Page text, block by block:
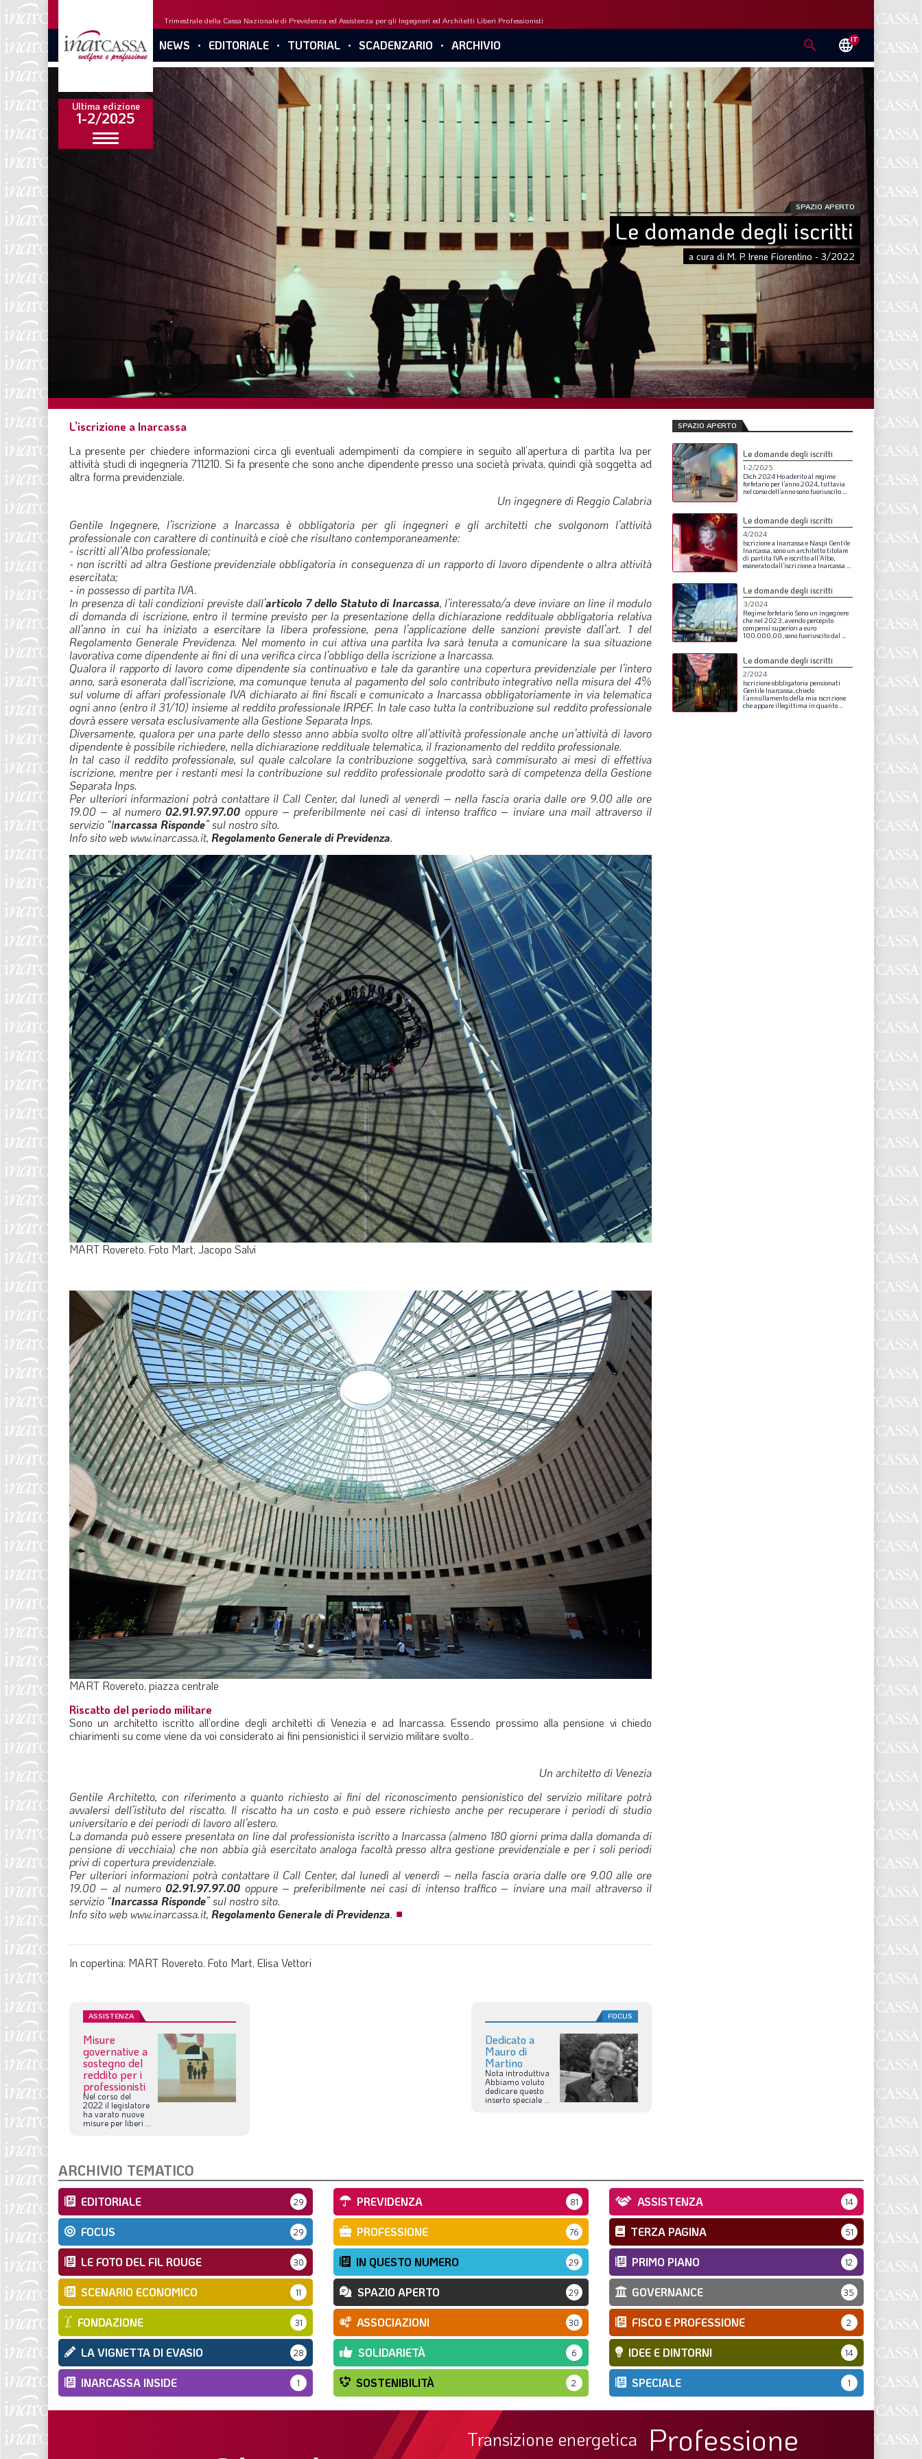
Ultima edizione
1-2/2025
Trimestrale della Cassa Nazionale di Previdenza ed Assistenza per gli Ingegneri ed Architetti Liberi Professionisti
NEWS EDITORIALE TUTORIAL SCADENZARIO ARCHIVIO search languageIT
SPAZIO APERTO
Le domande degli iscritti
a cura di M. P. Irene Fiorentino - 3/2022
L’iscrizione a Inarcassa
La presente per chiedere informazioni circa gli eventuali adempimenti da compiere in seguito all’apertura di partita Iva per
attività studi di ingegneria 711210. Si fa presente che sono anche dipendente presso una società privata, quindi già soggetta ad
altra forma previdenziale.
Un ingegnere di Reggio Calabria
Gentile Ingegnere, l’iscrizione a Inarcassa è obbligatoria per gli ingegneri e gli architetti che svolgonom l’attività
professionale con carattere di continuità e cioè che risultano contemporaneamente:
- iscritti all’Albo professionale;
- non iscritti ad altra Gestione previdenziale obbligatoria in conseguenza di un rapporto di lavoro dipendente o altra attività
esercitata;
- in possesso di partita IVA.
In presenza di tali condizioni previste dall’articolo 7 dello Statuto di Inarcassa, l’interessato/a deve inviare on line il modulo
di domanda di iscrizione, entro il termine previsto per la presentazione della dichiarazione reddituale obbligatoria relativa
all’anno in cui ha iniziato a esercitare la libera professione, pena l’applicazione delle sanzioni previste dall’art. 1 del
Regolamento Generale Previdenza. Nel momento in cui attiva una partita Iva sarà tenuta a comunicare la sua situazione
lavorativa come dipendente ai fini di una verifica circa l’obbligo della iscrizione a Inarcassa.
Qualora il rapporto di lavoro come dipendente sia continuativo e tale da garantire una copertura previdenziale per l’intero
anno, sarà esonerata dall’iscrizione, ma comunque tenuta al pagamento del solo contributo integrativo nella misura del 4%
sul volume di affari professionale IVA dichiarato ai fini fiscali e comunicato a Inarcassa obbligatoriamente in via telematica
ogni anno (entro il 31/10) insieme al reddito professionale IRPEF. In tale caso tutta la contribuzione sul reddito professionale
dovrà essere versata esclusivamente alla Gestione Separata Inps.
Diversamente, qualora per una parte dello stesso anno abbia svolto oltre all’attività professionale anche un’attività di lavoro
dipendente è possibile richiedere, nella dichiarazione reddituale telematica, il frazionamento del reddito professionale.
In tal caso il reddito professionale, sul quale calcolare la contribuzione soggettiva, sarà commisurato ai mesi di effettiva
iscrizione, mentre per i restanti mesi la contribuzione sul reddito professionale prodotto sarà di competenza della Gestione
Separata Inps.
Per ulteriori informazioni potrà contattare il Call Center, dal lunedì al venerdì – nella fascia oraria dalle ore 9.00 alle ore
19.00 – al numero02.91.97.97.00 oppure – preferibilmente nei casi di intenso traffico – inviare una mail attraverso il
servizio “Inarcassa Risponde” sul nostro sito.
Info sito web www.inarcassa.it, Regolamento Generale di Previdenza.
MART Rovereto. Foto Mart, Jacopo Salvi
MART Rovereto, piazza centrale
Riscatto del periodo militare
Sono un architetto iscritto all’ordine degli architetti di Venezia e ad Inarcassa. Essendo prossimo alla pensione vi chiedo
chiarimenti su come viene da voi considerato ai fini pensionistici il servizio militare svolto..
Un architetto di Venezia
Gentile Architetto, con riferimento a quanto richiesto ai fini del riconoscimento pensionistico del servizio militare potrà
avvalersi dell’istituto del riscatto. Il riscatto ha un costo e può essere richiesto anche per recuperare i periodi di studio
universitario e dei periodi di lavoro all’estero.
La domanda può essere presentata on line dal professionista iscritto a Inarcassa (almeno 180 giorni prima dalla domanda di
pensione di vecchiaia) che non abbia già esercitato analoga facoltà presso altra gestione previdenziale e per i soli periodi
privi di copertura previdenziale.
Per ulteriori informazioni potrà contattare il Call Center, dal lunedì al venerdì – nella fascia oraria dalle ore 9.00 alle ore
19.00 – al numero02.91.97.97.00 oppure – preferibilmente nei casi di intenso traffico – inviare una mail attraverso il
servizio “Inarcassa Risponde” sul nostro sito.
Info sito web www.inarcassa.it, Regolamento Generale di Previdenza. ■
In copertina: MART Rovereto. Foto Mart, Elisa Vettori
ASSISTENZA
Misure
governative a
sostegno del
reddito per i
professionisti
Nel corso del
2022 il legislatore
ha varato nuove
misure per liberi
FOCUS
Dedicato a
Mauro di
Martino
Nota introduttiva
Abbiamo voluto
dedicare questo
inserto speciale
SPAZIO APERTO
Le domande degli iscritti
1-2/2025
Dich 2024 Hoaderitoal regime
forfetario per l’anno2024, tuttavia
nel corsodell’annosono fuoriuscito...
Le domande degli iscritti
4/2024
Iscrizionea Inarcassa e Naspi Gentile
Inarcassa, sono un architetto titolare
di partita IVA eiscrittoall’Albo,
esoneratodall’iscrizionea Inarcassa
Le domande degli iscritti
3/2024
Regime forfetario Sono un ingegnere
che nel 2023, avendo percepito
compensi superiori a euro
100.000,00, sono fuoriuscitodal
Le domande degli iscritti
2/2024
Iscrizioneobbligatoria pensionati
Gentile Inarcassa, chiedo
l’annullamentodella mia iscrizione
cheappareillegittima in quanto
ARCHIVIO TEMATICO
EDITORIALE 29 PREVIDENZA 81 ASSISTENZA 14
FOCUS 29 PROFESSIONE 76 TERZA PAGINA 51
LE FOTO DEL FIL ROUGE 30 IN QUESTO NUMERO 29 PRIMO PIANO 12
SCENARIO ECONOMICO 11 SPAZIO APERTO 29 GOVERNANCE 35
FONDAZIONE 31 ASSOCIAZIONI 30 FISCO E PROFESSIONE 2
LA VIGNETTA DI EVASIO 28 SOLIDARIETÀ 6 IDEE E DINTORNI 14
INARCASSA INSIDE 1 SOSTENIBILITÀ 2 SPECIALE 1
Transizione energetica Professione